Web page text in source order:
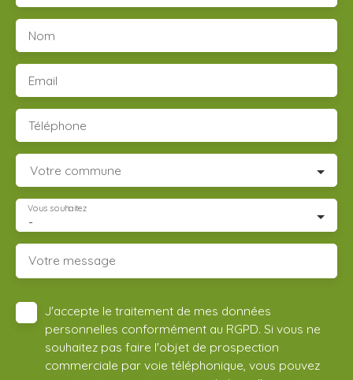
Nom
Email
Téléphone
Votre commune
-
Vous souhaitez
Votre message
J'accepte le traitement de mes données
personnelles conformément au RGPD. Si vous ne
souhaitez pas faire l'objet de prospection
commerciale par voie téléphonique, vous pouvez